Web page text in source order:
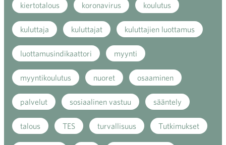
kiertotalous koronavirus koulutus
kuluttaja kuluttajat kuluttajien luottamus
luottamusindikaattori myynti
myyntikoulutus nuoret osaaminen
palvelut sosiaalinen vastuu sääntely
talous TES turvallisuus Tutkimukset